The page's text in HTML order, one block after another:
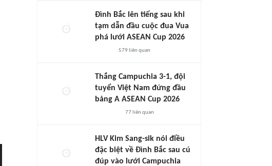
Đình Bắc lên tiếng sau khi
tạm dẫn đầu cuộc đua Vua
phá lưới ASEAN Cup 2026
579 liên quan
Thắng Campuchia 3-1, đội
tuyển Việt Nam đứng đầu
bảng A ASEAN Cup 2026
77liên quan
HLV Kim Sang-sik nói điều
đặc biệt về Đình Bắc sau cú
đúp vào lưới Campuchia